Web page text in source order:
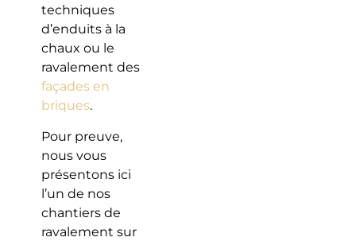
techniques
d’enduits à la
chaux ou le
ravalement des
façades en
briques.
Pour preuve,
nous vous
présentons ici
l’un de nos
chantiers de
ravalement sur